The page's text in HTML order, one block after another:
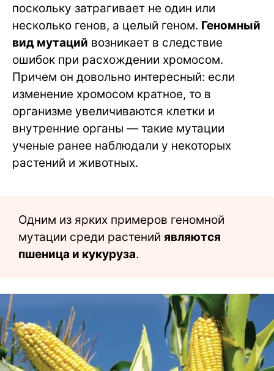
поскольку затрагивает не один или
несколько генов, а целый геном. Геномный
вид мутаций возникает в следствие
ошибок при расхождении хромосом.
Причем он довольно интересный: если
изменение хромосом кратное, то в
организме увеличиваются клетки и
внутренние органы — такие мутации
ученые ранее наблюдали у некоторых
растений и животных.
Одним из ярких примеров геномной
мутации среди растений являются
пшеница и кукуруза.